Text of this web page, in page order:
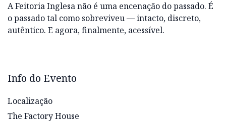
A Feitoria Inglesa não é uma encenação do passado. É
o passado tal como sobreviveu — intacto, discreto,
autêntico. E agora, finalmente, acessível.
Info do Evento
Localização
The Factory House